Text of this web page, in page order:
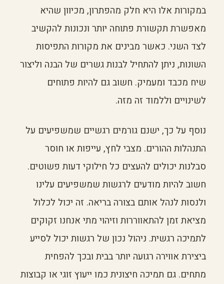
במקורות אלו היא חלק מהפתרון, מכיוון שהיא
מאפשרת תקשורת פתוחה יותר ונכונות להקשיב
לצד השני. כאשר מבינים את מקורות התפיסות
השונות, ניתן להתחיל לבנות גשרים של הבנה וליצור
שיח מכבד ומעמיק. חשוב גם להיות פתוחים
לשינויים וללמוד זה מזה.
נוסף על כך, ישנם גורמים רגשיים שמשפיעים על
התנהלות ההורים. מצבי לחץ, עייפות או חוסר
סבלנות יכולים להעצים כל חילוקי דעות פשוטים.
חשוב להיות מודעים לרגשות שמשפיעים עלינו
ולנסות לנהל אותם בצורה בריאה. זה יכול לכלול
מציאת זמן להתאווררות וזיהוי מתי אנחנו זקוקים
לתמיכה רגשית. ניהול נכון של רגשות יכול לסייע
ביצירת אווירה רגועה יותר בבית ובכך להפחית
מתחים. גם תמיכה חיצונית כמו ייעוץ זוגי או קבוצות